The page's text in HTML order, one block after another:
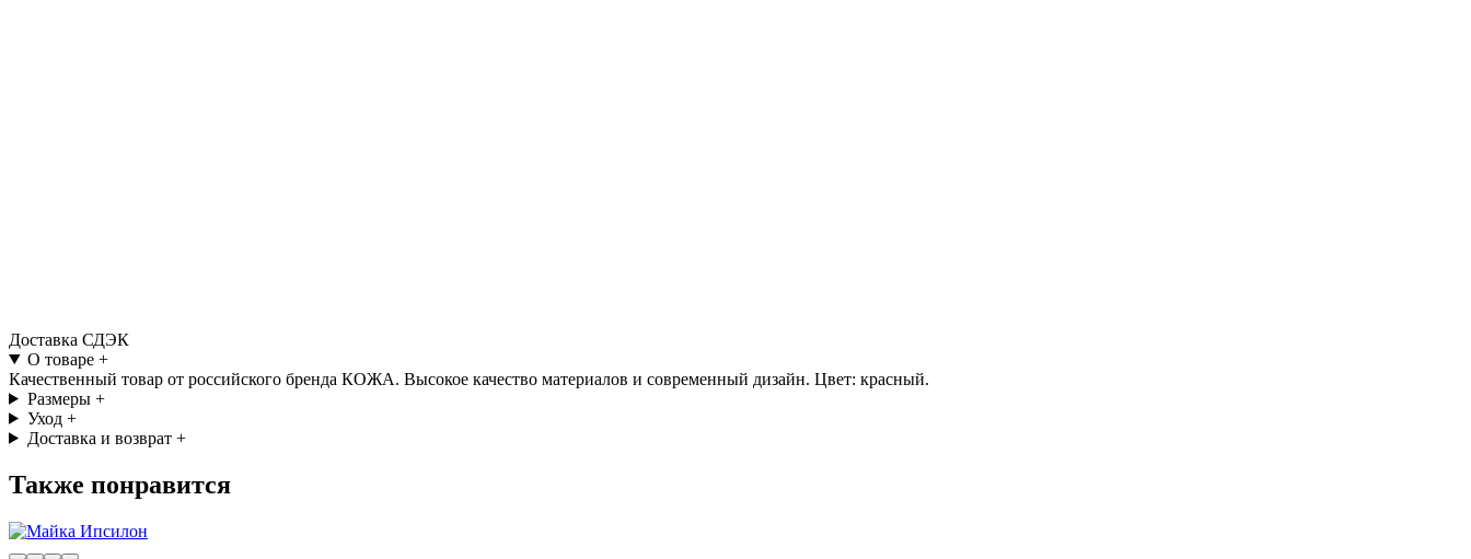
Доставка СДЭК
О товаре +
Качественный товар от российского бренда КОЖА. Высокое качество материалов и современный дизайн. Цвет: красный.
Размеры +
Уход +
Доставка и возврат +
Также понравится